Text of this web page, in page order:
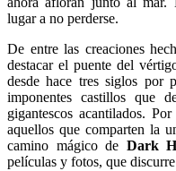
lugar a no perderse.
De entre las creaciones
destacar el puente del
desde hace tres siglos por
imponentes castillos que
gigantescos acantilados.
aquellos que comparten la
camino mágico de Dark
películas y fotos, que